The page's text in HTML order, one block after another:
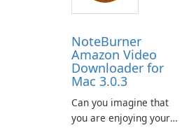
NoteBurner
Amazon Video
Downloader for
Mac 3.0.3
Can you imagine that
you are enjoying your